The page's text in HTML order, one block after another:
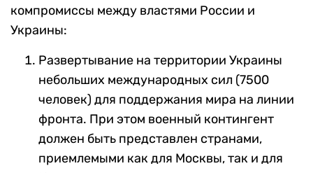
компромиссы между властями России и
Украины:
Развертывание на территории Украины
небольших международных сил (7500
человек) для поддержания мира на линии
фронта. При этом военный контингент
должен быть представлен странами,
приемлемыми как для Москвы, так и для